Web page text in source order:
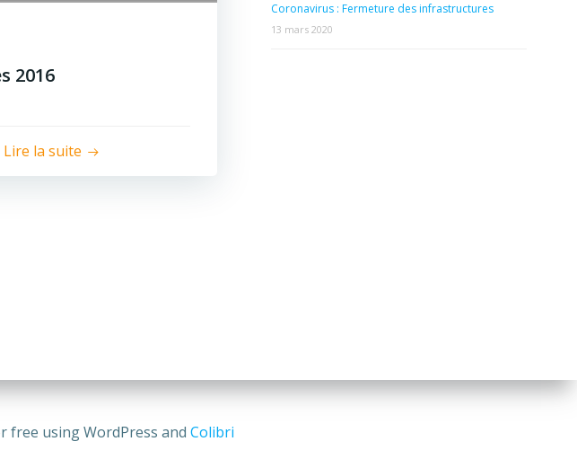
2016
Lire la suite
Coronavirus : Fermeture des infrastructures
13 mars 2020
free using WordPress and Colibri